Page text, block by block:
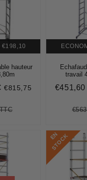
€198,10
hauteur
€978,90
€815,75
€1.177,00
travail
Prix
€451,60
Prix
E
N
S
T
O
C
K